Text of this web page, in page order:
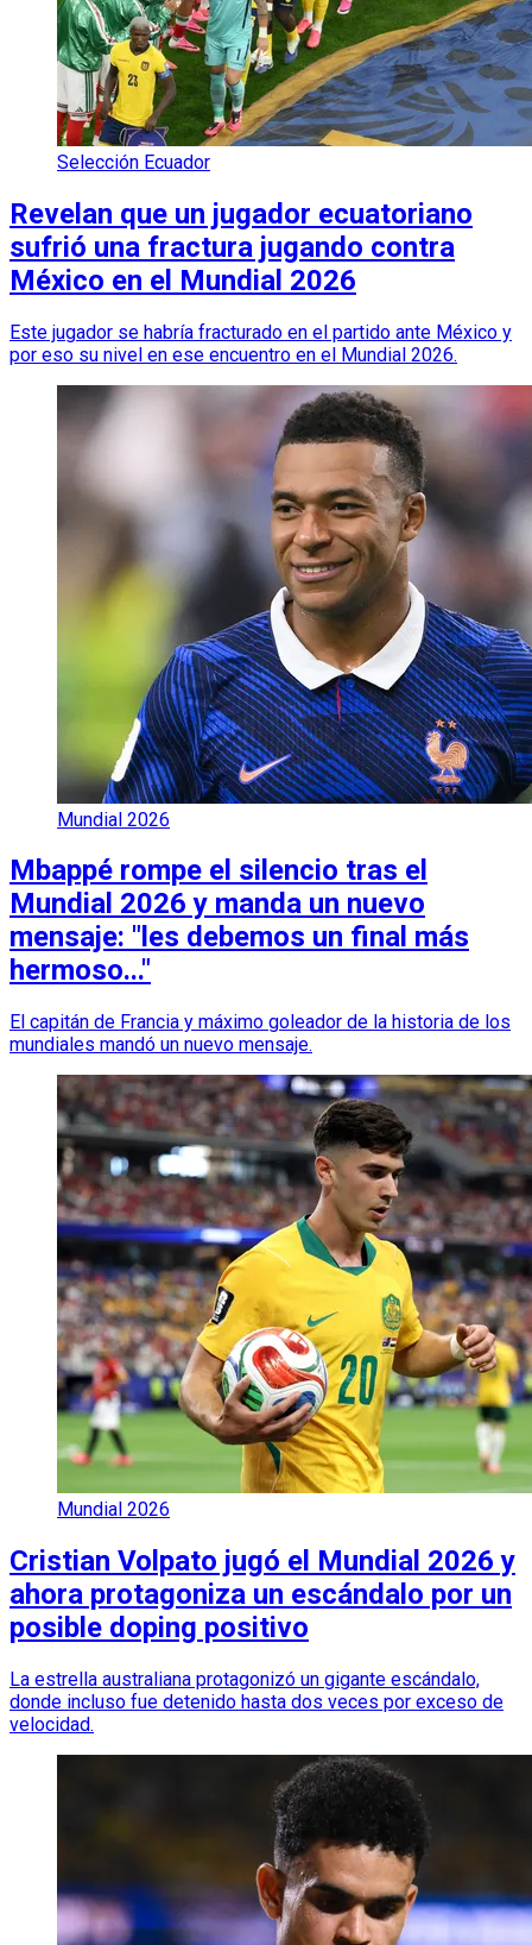
Selección Ecuador
Revelan que un jugador ecuatoriano
sufrió una fractura jugando contra
México en el Mundial 2026
Este jugador se habría fracturado en el partido ante México y
por eso su nivel en ese encuentro en el Mundial 2026.
Mundial 2026
Mbappé rompe el silencio tras el
Mundial 2026 y manda un nuevo
mensaje: "les debemos un final más
hermoso..."
El capitán de Francia y máximo goleador de la historia de los
mundiales mandó un nuevo mensaje.
Mundial 2026
Cristian Volpato jugó el Mundial 2026 y
ahora protagoniza un escándalo por un
posible doping positivo
La estrella australiana protagonizó un gigante escándalo,
donde incluso fue detenido hasta dos veces por exceso de
velocidad.